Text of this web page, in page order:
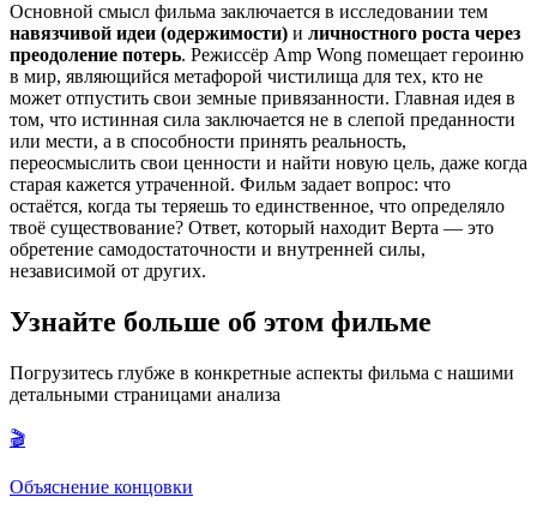
Основной смысл фильма заключается в исследовании тем
навязчивой идеи (одержимости) и личностного роста через
преодоление потерь. Режиссёр Amp Wong помещает героиню
в мир, являющийся метафорой чистилища для тех, кто не
может отпустить свои земные привязанности. Главная идея в
том, что истинная сила заключается не в слепой преданности
или мести, а в способности принять реальность,
переосмыслить свои ценности и найти новую цель, даже когда
старая кажется утраченной. Фильм задает вопрос: что
остаётся, когда ты теряешь то единственное, что определяло
твоё существование? Ответ, который находит Верта — это
обретение самодостаточности и внутренней силы,
независимой от других.
Узнайте больше об этом фильме
Погрузитесь глубже в конкретные аспекты фильма с нашими
детальными страницами анализа
🎬
Объяснение концовки